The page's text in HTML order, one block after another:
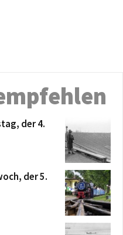
der 4.
der 5.